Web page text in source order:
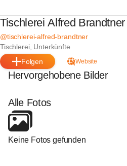
Tischlerei Alfred Brandtner
@tischlerei-alfred-brandtner
Tischlerei, Unterkünfte
Folgen
Website
Hervorgehobene Bilder
Alle Fotos
Keine Fotos gefunden